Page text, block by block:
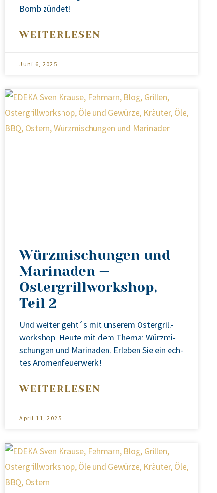
Bomb zün­det!
WEITERLESEN
Juni 6, 2025
Würzmischungen und
Marinaden —
Ostergrillworkshop,
Teil 2
Und wei­ter geht´s mit unse­rem Oster­grill­
work­shop. Heu­te mit dem The­ma: Würz­mi­
schun­gen und Mari­na­den. Erle­ben Sie ein ech­
tes Aro­men­feu­er­werk!
WEITERLESEN
April 11, 2025